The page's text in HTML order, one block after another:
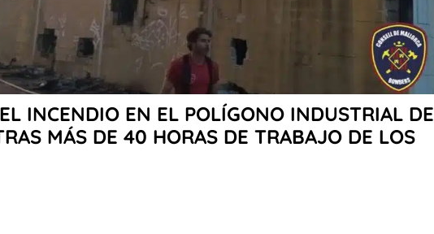
INCENDIO EN EL POLÍGONO INDUSTRIAL DE
MÁS DE 40 HORAS DE TRABAJO DE LOS